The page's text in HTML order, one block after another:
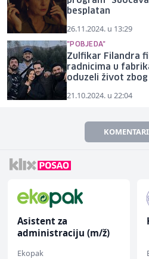
besplatan
26.11.2024. u 13:29
"POBJEDA"
Zulfikar Filandra
radnicima u
oduzeli život
21.10.2024. u 22:04
Asistent za
administraciju (m/ž)
Ekopak